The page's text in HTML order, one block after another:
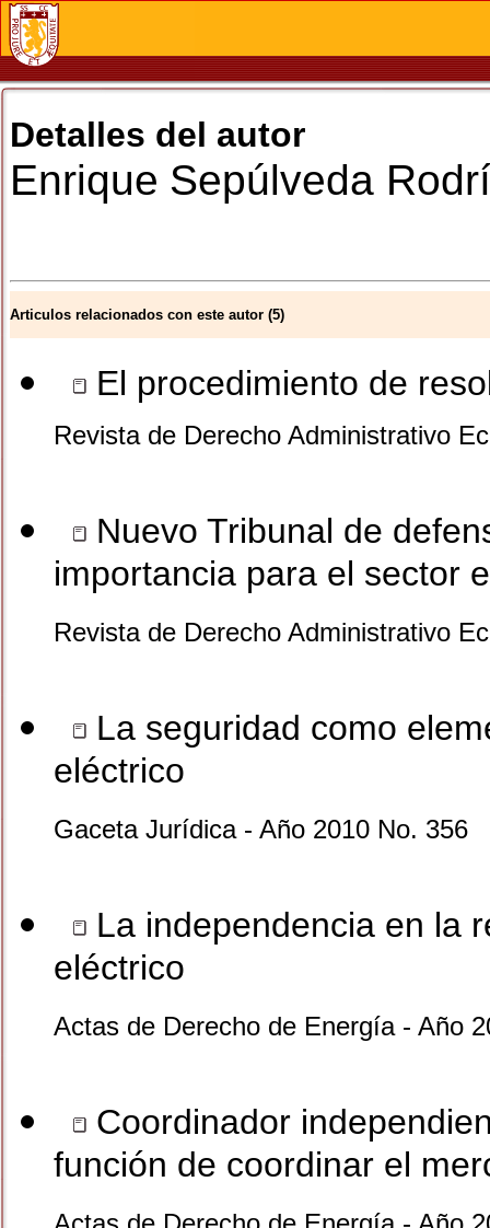
Detalles del autor
Enrique Sepúlveda
Articulos relacionados con este autor (5)
El procedimiento de
Revista de Derecho Administrativo
Nuevo Tribunal de
importancia para el sector
Revista de Derecho Administrativo
La seguridad como
eléctrico
Gaceta Jurídica - Año 2010 No. 356
La independencia en la
eléctrico
Actas de Derecho de Energía - Año
Coordinador
función de coordinar el